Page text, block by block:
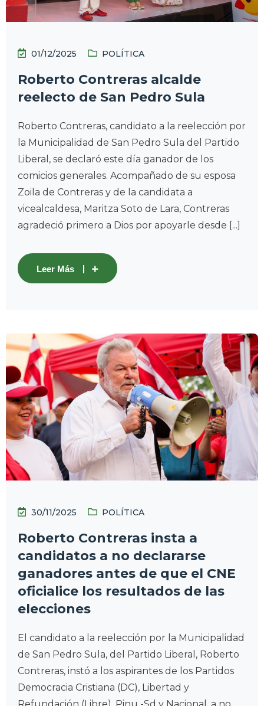
01/12/2025 POLÍTICA
Roberto Contreras alcalde
reelecto de San Pedro Sula
Roberto Contreras, candidato a la reelección por
la Municipalidad de San Pedro Sula del Partido
Liberal, se declaró este día ganador de los
comicios generales. Acompañado de su esposa
Zoila de Contreras y de la candidata a
vicealcaldesa, Maritza Soto de Lara, Contreras
agradeció primero a Dios por apoyarle desde [...]
Leer Más
30/11/2025 POLÍTICA
Roberto Contreras insta a
candidatos a no declararse
ganadores antes de que el CNE
oficialice los resultados de las
elecciones
El candidato a la reelección por la Municipalidad
de San Pedro Sula, del Partido Liberal, Roberto
Contreras, instó a los aspirantes de los Partidos
Democracia Cristiana (DC), Libertad y